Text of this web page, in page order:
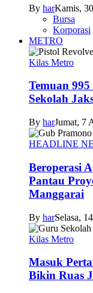
By harKamis,
Bursa
Korporasi
METRO
Kilas Metro
Temuan
Sekolah
By harJumat, 7
HEADLINE
Beroperasi
Pantau
Manggarai
By harSelasa,
Kilas Metro
Masuk
Bikin Ruas